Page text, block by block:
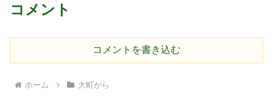
コメント
コメントを書き込む
ホーム 大町から